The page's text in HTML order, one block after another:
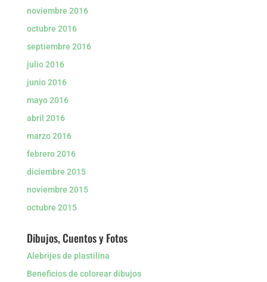
noviembre 2016
octubre 2016
septiembre 2016
julio 2016
junio 2016
mayo 2016
abril 2016
marzo 2016
febrero 2016
diciembre 2015
noviembre 2015
octubre 2015
Dibujos, Cuentos y Fotos
Alebrijes de plastilina
Beneficios de colorear dibujos